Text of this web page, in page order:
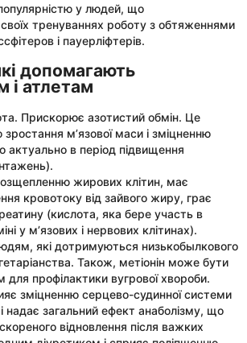
у людей, що
тренуваннях роботу з обтяженнями
і пауерліфтерів.
допомагають
і атлетам
Прискорює азотистий обмін. Це
м’язової маси і зміцненню
актуально в період підвищення
жирових клітин, має
кровотоку від зайвого жиру, грає
(кислота, яка бере участь в
у м’язових і нервових клітинах).
які дотримуються низькобылкового
Також, метіонін може бути
для профілактики вугрової хвороби.
зміцненню серцево-судинної системи
загальний ефект анаболізму, що
відновлення після важких